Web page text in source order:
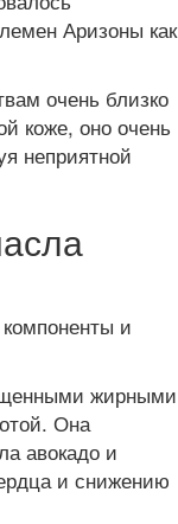
Аризоны как
очень близко
коже, оно очень
неприятной
и
жирными
Она
авокадо и
и снижению